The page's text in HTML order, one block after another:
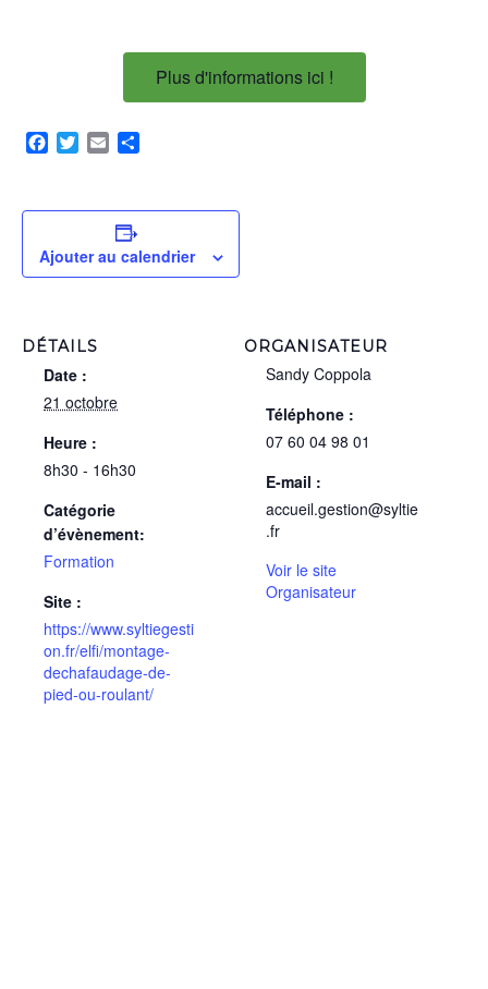
Plus d'informations ici !
Facebook
TwitterEmail
Ajouter au calendrier
DÉTAILS
Date :
21 octobre
Heure :
8h30 - 16h30
Catégorie
d’évènement:
Formation
Site :
https://www.syltiegesti
on.fr/elfi/montage-
dechafaudage-de-
pied-ou-roulant/
ORGANISATEUR
Sandy Coppola
Téléphone :
07 60 04 98 01
E-mail :
accueil.gestion@syltie
.fr
Voir le site
Organisateur